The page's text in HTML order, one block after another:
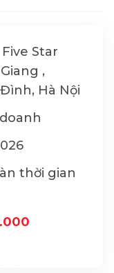
Star
,
Hà Nội
thời gian